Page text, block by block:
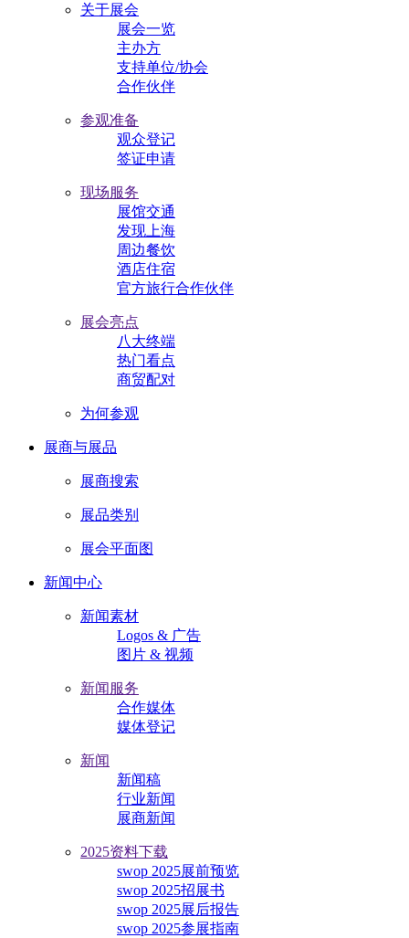
关于展会
展会一览
主办方
支持单位/协会
合作伙伴
参观准备
观众登记
签证申请
现场服务
展馆交通
发现上海
周边餐饮
酒店住宿
官方旅行合作伙伴
展会亮点
八大终端
热门看点
商贸配对
为何参观
展商与展品
展商搜索
展品类别
展会平面图
新闻中心
新闻素材
Logos & 广告
图片 & 视频
新闻服务
合作媒体
媒体登记
新闻
新闻稿
行业新闻
展商新闻
2025资料下载
swop 2025展前预览
swop 2025招展书
swop 2025展后报告
swop 2025参展指南